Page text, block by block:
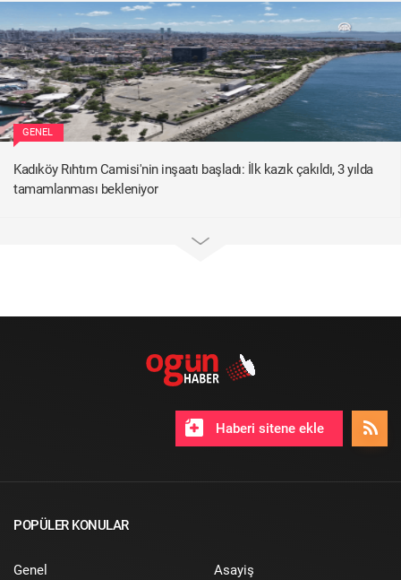
GENEL
Kadıköy Rıhtım Camisi'nin inşaatı başladı: İlk kazık çakıldı, 3 yılda
tamamlanması bekleniyor
Haberi sitene ekle
POPÜLER KONULAR
Genel
Asayiş